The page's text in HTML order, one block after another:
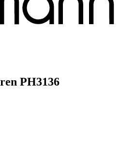
PH3136